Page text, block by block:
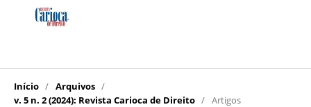
Início / Arquivos /
v. 5 n. 2 (2024): Revista Carioca de Direito / Artigos